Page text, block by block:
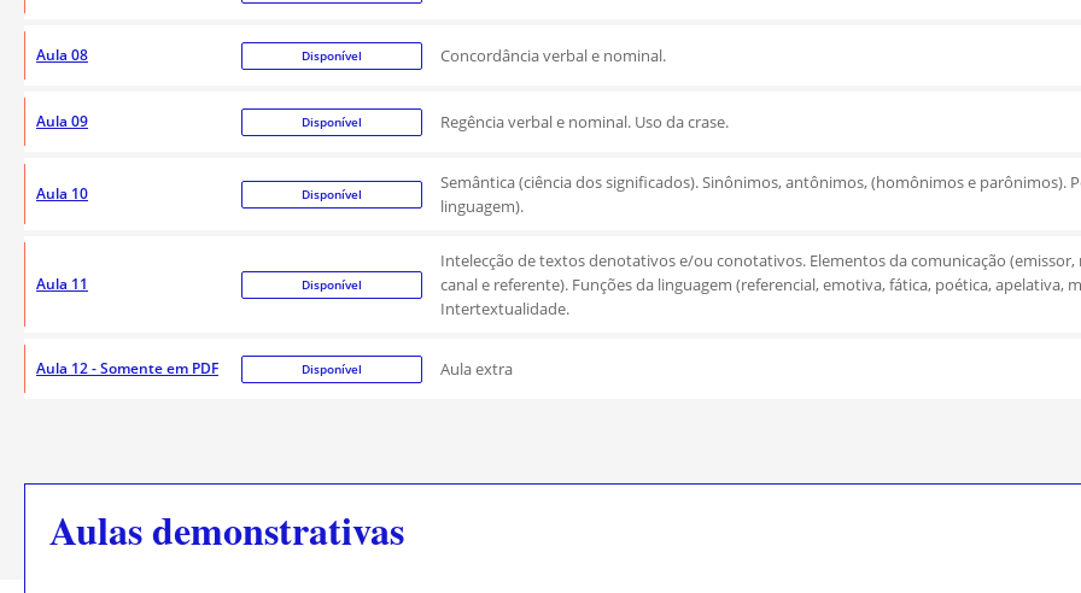
Aula 08 Disponível Concordância verbal e nominal.
Aula 09 Disponível Regência verbal e nominal. Uso da crase.
Aula 10 Disponível
Semântica (ciência dos significados). Sinônimos, antônimos, (homônimos e parônimos).
linguagem).
Aula 11 Disponível
Intelecção de textos denotativos e/ou conotativos. Elementos da comunicação (emissor,
canal e referente). Funções da linguagem (referencial, emotiva, fática, poética, apelativa,
Intertextualidade.
Aula 12 - Somente em PDF Disponível Aula extra
Aulas demonstrativas